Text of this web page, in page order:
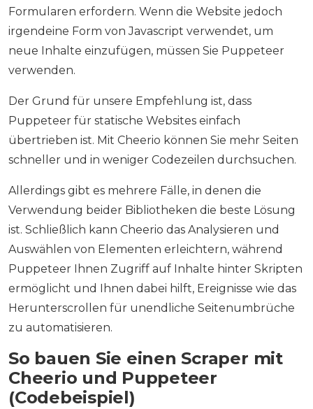
Formularen erfordern. Wenn die Website jedoch
irgendeine Form von Javascript verwendet, um
neue Inhalte einzufügen, müssen Sie Puppeteer
verwenden.
Der Grund für unsere Empfehlung ist, dass
Puppeteer für statische Websites einfach
übertrieben ist. Mit Cheerio können Sie mehr Seiten
schneller und in weniger Codezeilen durchsuchen.
Allerdings gibt es mehrere Fälle, in denen die
Verwendung beider Bibliotheken die beste Lösung
ist. Schließlich kann Cheerio das Analysieren und
Auswählen von Elementen erleichtern, während
Puppeteer Ihnen Zugriff auf Inhalte hinter Skripten
ermöglicht und Ihnen dabei hilft, Ereignisse wie das
Herunterscrollen für unendliche Seitenumbrüche
zu automatisieren.
So bauen Sie einen Scraper mit
Cheerio und Puppeteer
(Codebeispiel)